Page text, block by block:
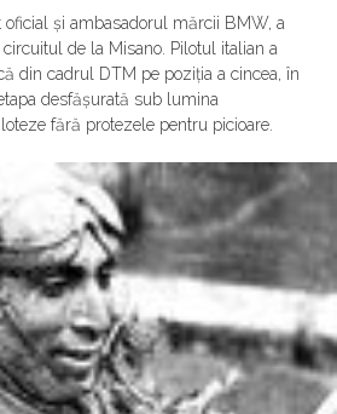
și ambasadorul mărcii BMW, a
de la Misano. Pilotul italian a
din cadrul DTM pe poziția a cincea, în
desfășurată sub lumina
fără protezele pentru picioare.